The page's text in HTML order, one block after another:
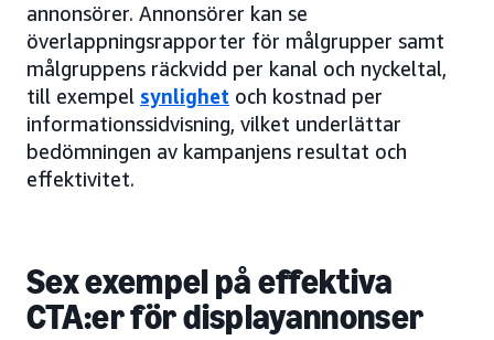
annonsörer. Annonsörer kan se
överlappningsrapporter för målgrupper samt
målgruppens räckvidd per kanal och nyckeltal,
till exempel synlighet och kostnad per
informationssidvisning, vilket underlättar
bedömningen av kampanjens resultat och
effektivitet.
Sex exempel på effektiva
CTA:er för displayannonser